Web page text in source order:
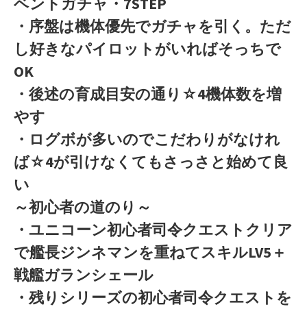
・序盤は機体優先でガチャを引く。ただ
し好きなパイロットがいればそっちで
OK
・後述の育成目安の通り☆4機体数を増
やす
・ログボが多いのでこだわりがなけれ
ば☆4が引けなくてもさっさと始めて良
い
～初心者の道のり～
・ユニコーン初心者司令クエストクリア
で艦長ジンネマンを重ねてスキルLV5＋
戦艦ガランシェール
・残りシリーズの初心者司令クエストを